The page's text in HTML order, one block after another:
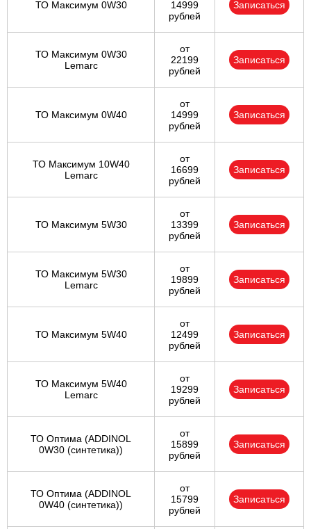
ТО Максимум 0W30
14999
рублей
Записаться
ТО Максимум 0W30
Lemarc
от
22199
рублей
Записаться
ТО Максимум 0W40
от
14999
рублей
Записаться
ТО Максимум 10W40
Lemarc
от
16699
рублей
Записаться
ТО Максимум 5W30
от
13399
рублей
Записаться
ТО Максимум 5W30
Lemarc
от
19899
рублей
Записаться
ТО Максимум 5W40
от
12499
рублей
Записаться
ТО Максимум 5W40
Lemarc
от
19299
рублей
Записаться
ТО Оптима (ADDINOL
0W30 (синтетика))
от
15899
рублей
Записаться
ТО Оптима (ADDINOL
0W40 (синтетика))
от
15799
рублей
Записаться